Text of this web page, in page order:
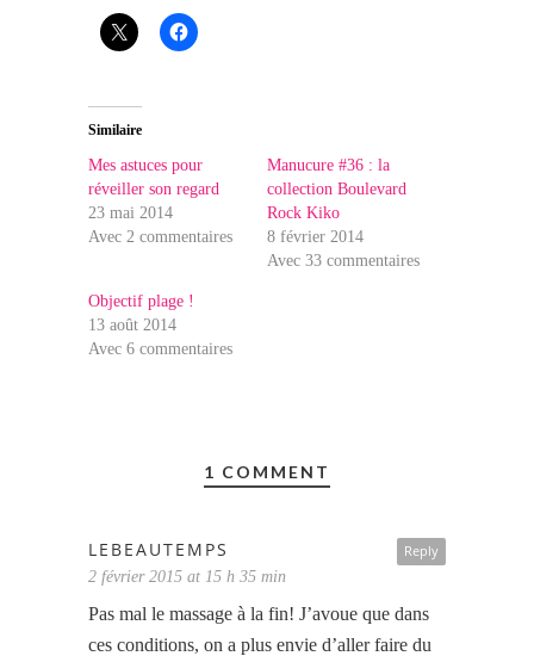
Similaire
Mes astuces pour
réveiller son regard
23 mai 2014
Avec 2 commentaires
Manucure #36 : la
collection Boulevard
Rock Kiko
8 février 2014
Avec 33 commentaires
Objectif plage !
13 août 2014
Avec 6 commentaires
1 COMMENT
Reply
LEBEAUTEMPS
2 février 2015 at 15 h 35 min
Pas mal le massage à la fin! J’avoue que dans
ces conditions, on a plus envie d’aller faire du